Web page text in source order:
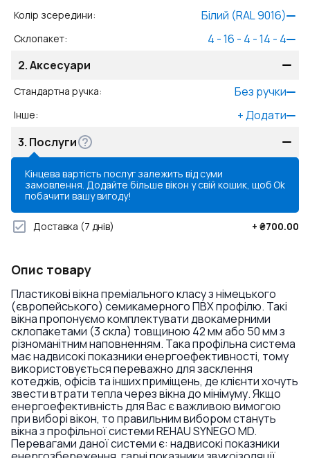
Колір зсередини: Білий (RAL 9016)
Склопакет:
4 - 16 - 4 - 14 - 4
2.Аксесуари
Стандартна ручка: Без ручки
Інше: +Додати
3. Послуги
Кінцева вартість послуг залежить від суми
замовлення. Додайте більше вікон у свій кошик, щоб
побачити вашу вигоду!
Ok
Доставка (7 днів) + ₴700.00
Опис товару
Пластикові вікна преміального класу з німецького
(європейського) семикамерного ПВХ профілю. Такі
вікна пропонуємо комплектувати двокамерними
склопакетами (3 скла) товщиною 42 мм або 50 мм з
різноманітним наповненням. Така профільна система
має надвисокі показники енергоефективності, тому
використовується переважно для засклення
котеджів, офісів та інших приміщень, де клієнти хочуть
звести втрати тепла через вікна до мінімуму. Якщо
енергоефективність для Вас є важливою вимогою
при виборі вікон, то правильним вибором стануть
вікна з профільної системи REHAU SYNEGO MD.
Перевагами даної системи є: надвисокі показники